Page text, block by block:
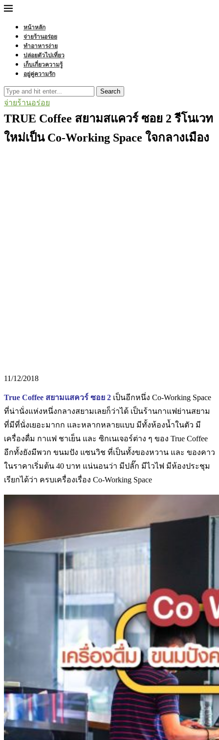
หน้าหลัก
จ่ายร้านอร่อย
ทำอาหารง่าย
ปล่อยตัวไปเที่ยว
เก็บเกี่ยวความรู้
อยู่คู่ความรัก
Search
จ่ายร้านอร่อย
TRUE Coffee สยามสแควร์ ซอย 2 รีโนเวท
ใหม่เป็น Co-Working Space ใจกลางเมือง
11/12/2018
True Coffee สยามแสควร์ ซอย 2 เป็นอีกหนึ่ง Co-Working Space
ที่น่านั่งแห่งหนึ่งกลางสยามเลยก็ว่าได้ เป็นร้านกาแฟย่านสยาม
ที่มีที่นั่งเยอะมากก และหลากหลายแบบ มีทั้งห้องน้ำในตัว มี
เครื่องดื่ม กาแฟ ชาเย็น และ ซิกเนเจอร์ต่าง ๆ ของ True Coffee
อีกทั้งยังมีพวก ขนมปัง แซนวิช ที่เป็นทั้งของหวาน และ ของคาว
ในราคาเริ่มต้น 40 บาท แน่นอนว่า มีปลั๊ก มีไวไฟ มีห้องประชุม
เรียกได้ว่า ครบเครื่องเรื่อง Co-Working Space